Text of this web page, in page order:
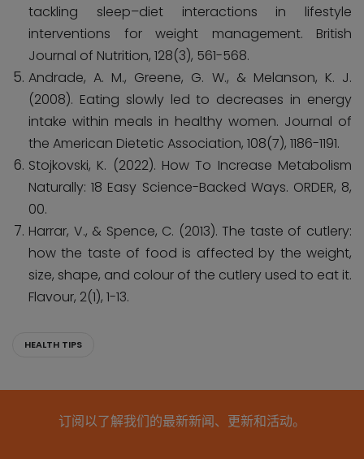
tackling sleep–diet interactions in lifestyle
interventions for weight management. British
Journal of Nutrition, 128(3), 561-568.
Andrade, A. M., Greene, G. W., & Melanson, K. J.
(2008). Eating slowly led to decreases in energy
intake within meals in healthy women. Journal of
the American Dietetic Association, 108(7), 1186-1191.
Stojkovski, K. (2022). How To Increase Metabolism
Naturally: 18 Easy Science-Backed Ways. ORDER, 8,
00.
Harrar, V., & Spence, C. (2013). The taste of cutlery:
how the taste of food is affected by the weight,
size, shape, and colour of the cutlery used to eat it.
Flavour, 2(1), 1-13.
HEALTH TIPS
订阅以了解我们的最新新闻、更新和活动。